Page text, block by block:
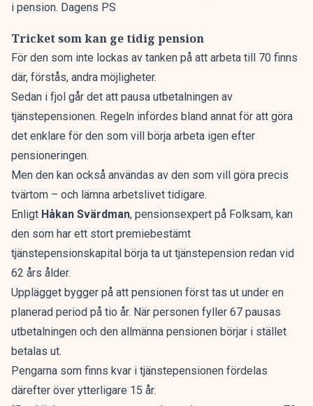
i pension. Dagens PS
Tricket som kan ge tidig pension
För den som inte lockas av tanken på att arbeta till 70 finns
där, förstås, andra möjligheter.
Sedan i fjol går det att pausa utbetalningen av
tjänstepensionen. Regeln infördes bland annat för att göra
det enklare för den som vill börja arbeta igen efter
pensioneringen.
Men den kan också användas av den som vill göra precis
tvärtom – och lämna arbetslivet tidigare.
Enligt Håkan Svärdman, pensionsexpert på Folksam, kan
den som har ett stort premiebestämt
tjänstepensionskapital börja ta ut tjänstepension redan vid
62 års ålder.
Upplägget bygger på att pensionen först tas ut under en
planerad period på tio år. När personen fyller 67 pausas
utbetalningen och den allmänna pensionen börjar i stället
betalas ut.
Pengarna som finns kvar i tjänstepensionen fördelas
därefter över ytterligare 15 år.